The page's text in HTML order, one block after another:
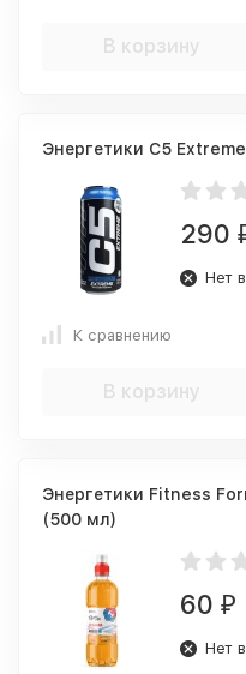
В корзину
Энергетики C5
290
Нет
К сравнению
В корзину
Энергетики Fitness
(500 мл)
60 ₽
Нет